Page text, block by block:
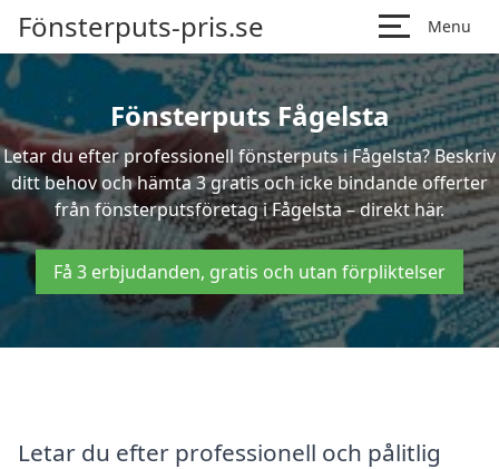
Fönsterputs-pris.se Menu
Fönsterputs Fågelsta
Letar du efter professionell fönsterputs i Fågelsta? Beskriv
ditt behov och hämta 3 gratis och icke bindande offerter
från fönsterputsföretag i Fågelsta – direkt här.
Få 3 erbjudanden, gratis och utan förpliktelser
Letar du efter professionell och pålitlig